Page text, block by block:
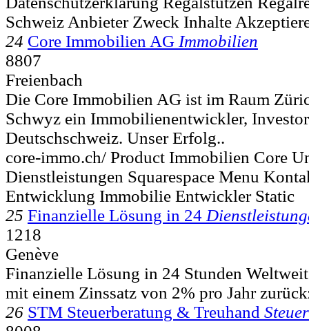
Schweiz Anbieter Zweck Inhalte
24 Core Immobilien AG Immobilien
8807
Freienbach
Die Core Immobilien AG ist im Raum
Schwyz ein Immobilienentwickler,
Deutschschweiz. Unser Erfolg..
core-immo.ch/ Product Immobilien Core
Dienstleistungen Squarespace Menu
Entwicklung Immobilie Entwickler Static
25 Finanzielle Lösung in 24
1218
Genève
Finanzielle Lösung in 24 Stunden
mit einem Zinssatz von 2% pro Jahr
26 STM Steuerberatung & Treuhand